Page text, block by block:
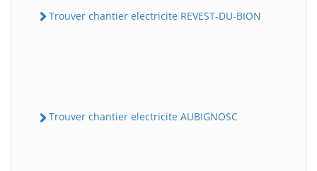
Trouver chantier electricite REVEST-DU-BION
Trouver chantier electricite AUBIGNOSC